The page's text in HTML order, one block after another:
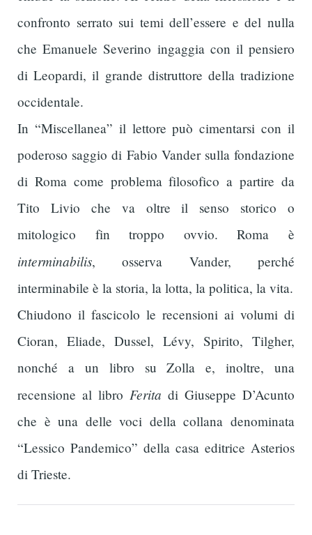
confronto serrato sui temi dell’essere e del nulla
che Emanuele Severino ingaggia con il pensiero
di Leopardi, il grande distruttore della tradizione
occidentale.
In “Miscellanea” il lettore può cimentarsi con il
poderoso saggio di Fabio Vander sulla fondazione
di Roma come problema filosofico a partire da
Tito Livio che va oltre il senso storico o
mitologico fin troppo ovvio. Roma è
interminabilis, osserva Vander, perché
interminabile è la storia, la lotta, la politica, la vita.
Chiudono il fascicolo le recensioni ai volumi di
Cioran, Eliade, Dussel, Lévy, Spirito, Tilgher,
nonché a un libro su Zolla e, inoltre, una
recensione al libro Ferita di Giuseppe D’Acunto
che è una delle voci della collana denominata
“Lessico Pandemico” della casa editrice Asterios
di Trieste.